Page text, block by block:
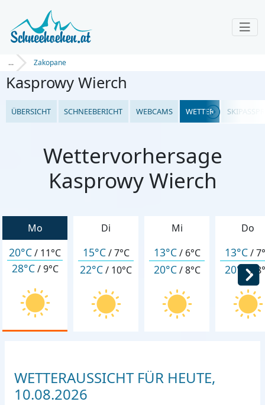
... Zakopane
Kasprowy Wierch
ÜBERSICHT SCHNEEBERICHT WEBCAMS WETTER
Wettervorhersage
Kasprowy Wierch
Mo
20°C/ 11°C
28°C/9°C
Di
15°C/7°C
22°C/ 10°C
Mi
13°C/ 6°C
20°C/8°C
Do
13°C/
20°C/
WETTERAUSSICHT FÜR HEUTE,
10.08.2026